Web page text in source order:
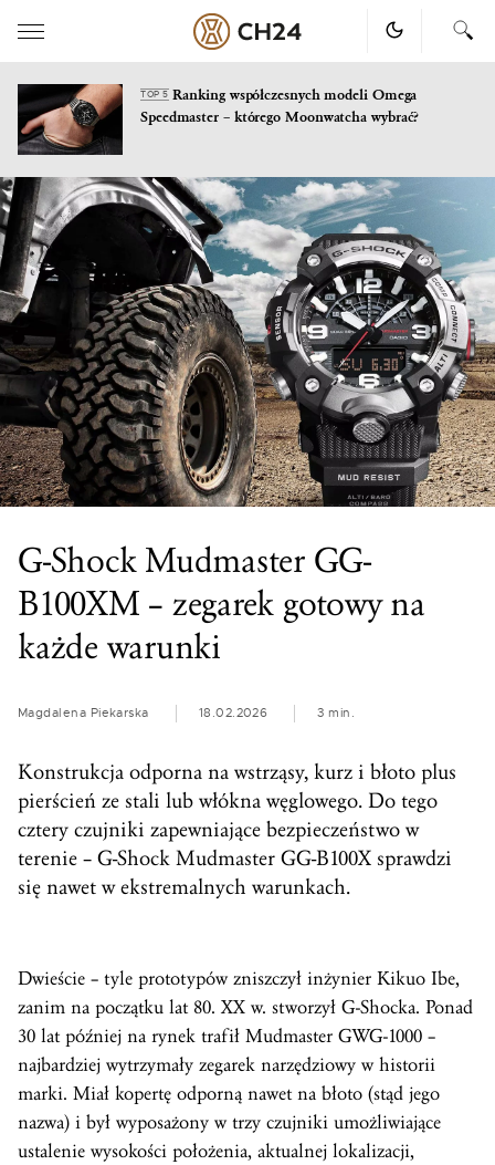
Skip
to
content
TOP 5Ranking współczesnych modeli Omega
Speedmaster – którego Moonwatcha wybrać?
G-Shock Mudmaster GG-
B100XM – zegarek gotowy na
każde warunki
Magdalena Piekarska 18.02.2026 3 min.
Konstrukcja odporna na wstrząsy, kurz i błoto plus
pierścień ze stali lub włókna węglowego. Do tego
cztery czujniki zapewniające bezpieczeństwo w
terenie – G-Shock Mudmaster GG-B100X sprawdzi
się nawet w ekstremalnych warunkach.
Dwieście – tyle prototypów zniszczył inżynier Kikuo Ibe,
zanim na początku lat 80. XX w. stworzył G-Shocka. Ponad
30 lat później na rynek trafił Mudmaster GWG-1000 –
najbardziej wytrzymały zegarek narzędziowy w historii
marki. Miał kopertę odporną nawet na błoto (stąd jego
nazwa) i był wyposażony w trzy czujniki umożliwiające
ustalenie wysokości położenia, aktualnej lokalizacji,